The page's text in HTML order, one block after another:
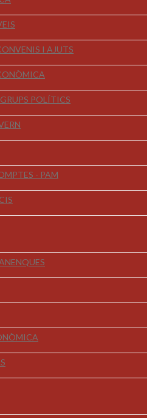
I AJUTS
POLÍTICS
- PAM